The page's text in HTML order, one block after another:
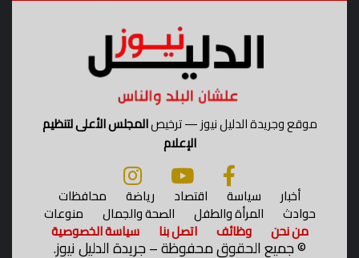
موقع وجريدة الدليل نيوز — ترخيصالمجلس الأعلى لتنظيم
الإعلام
أخبار سياسة اقتصاد رياضة محافظات
حوادث المرأة والطفل الصحة والجمال منوعات
من نحن وظائف اتصل بنا سياسة الخصوصية
©جميع الحقوق محفوظة – جريدة الدليل نيوز.